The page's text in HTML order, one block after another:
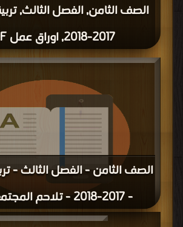
الصف الثامن, الفصل الثالث,
2017-2018, اوراق عمل PDF
الصف الثامن - الفصل الثالث -
- 2017-2018 - تلاحم المجتمع PDF